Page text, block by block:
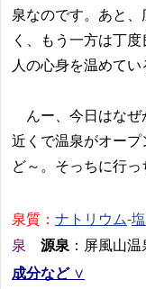
泉なのです。あと
く、もう一方は丁
人の心身を温めてい
んー、今日はなぜ
近くで温泉がオー
ど～。そっちに行
泉質： ナトリウム-
泉
源泉 ：屏風
成分など